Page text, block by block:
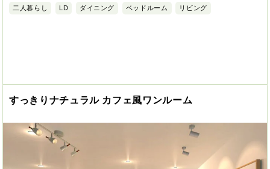
二人暮らし LD ダイニング ベッドルーム リビング
すっきりナチュラル カフェ風ワンルーム